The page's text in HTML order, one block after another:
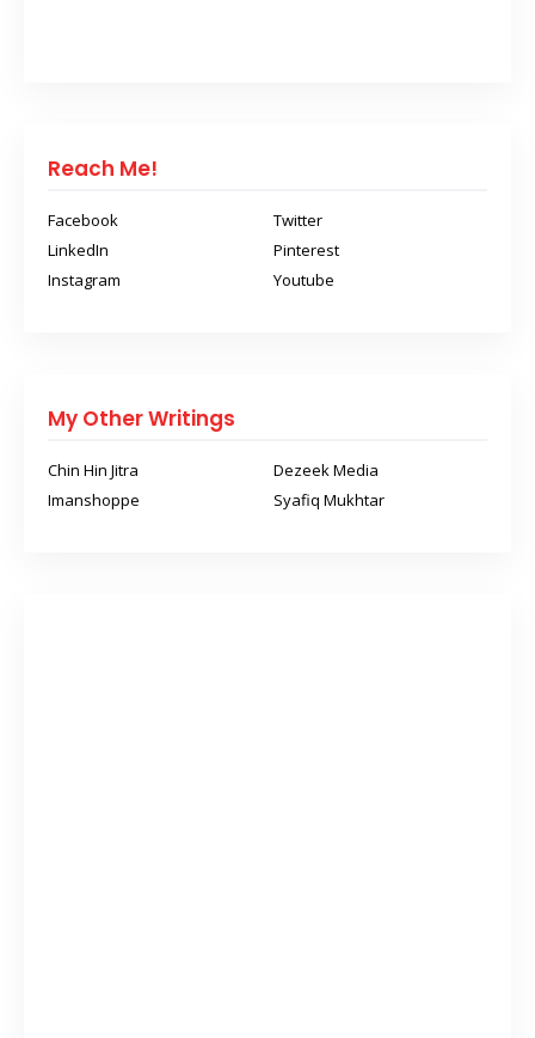
Reach Me!
Facebook
Twitter
LinkedIn
Pinterest
Instagram
Youtube
My Other Writings
Chin Hin Jitra
Dezeek Media
Imanshoppe
Syafiq Mukhtar